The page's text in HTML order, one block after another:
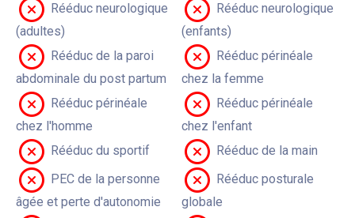
Rééduc neurologique
(adultes)
Rééduc neurologique
(enfants)
Rééduc de la paroi
abdominale du post partum
Rééduc périnéale
chez la femme
Rééduc périnéale
chez l'homme
Rééduc périnéale
chez l'enfant
Rééduc du sportif
Rééduc de la main
PEC de la personne
âgée et perte d'autonomie
Rééduc posturale
globale